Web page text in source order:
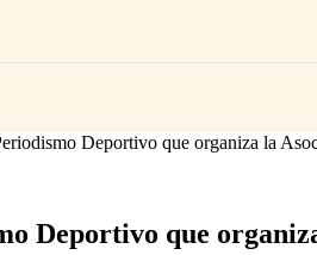
Deportivo que organiza la
Deportivo que